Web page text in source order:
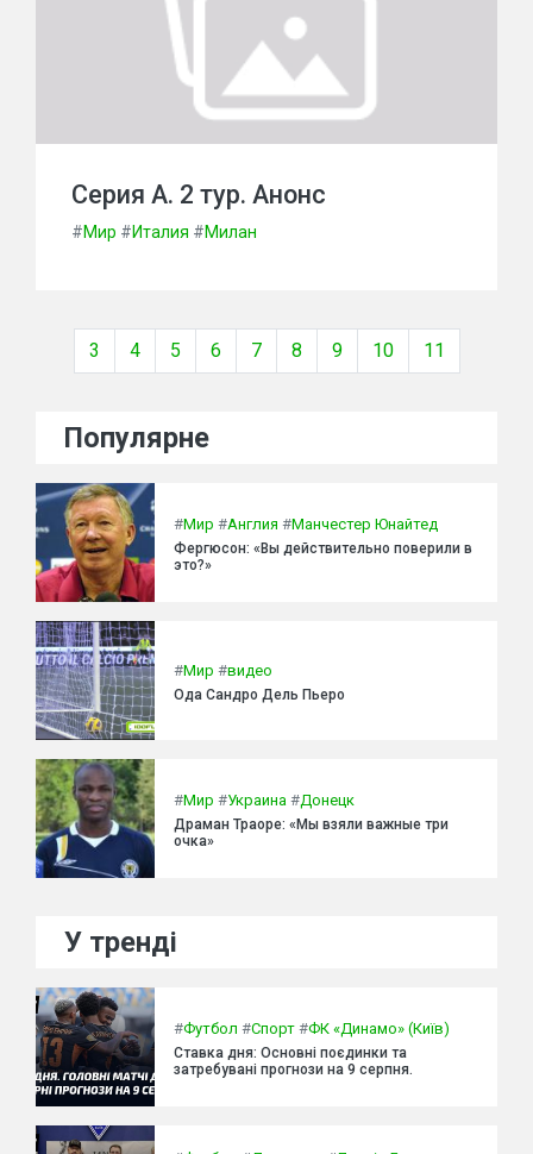
Серия А. 2 тур. Анонс
#Мир #Италия #Милан
3 4 5 6 7 8 9 10 11
Популярне
#Мир #Англия #Манчестер Юнайтед
Фергюсон: «Вы действительно поверили в
это?»
#Мир #видео
Ода Сандро Дель Пьеро
#Мир #Украина #Донецк
Драман Траоре: «Мы взяли важные три
очка»
У тренді
#Футбол #Спорт #ФК «Динамо» (Київ)
Ставка дня: Основні поєдинки та
затребувані прогнози на 9 серпня.